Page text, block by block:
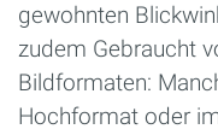
gewohnten
zudem Gebraucht
Bildformaten:
Hochformat oder